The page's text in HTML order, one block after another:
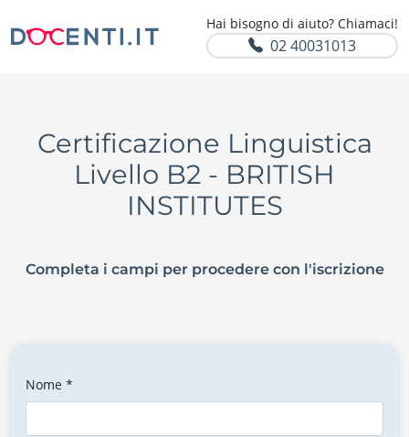
Hai bisogno di aiuto? Chiamaci!
02 40031013
Certificazione Linguistica
Livello B2 - BRITISH
INSTITUTES
Completa i campi per procedere con l'iscrizione
Nome *